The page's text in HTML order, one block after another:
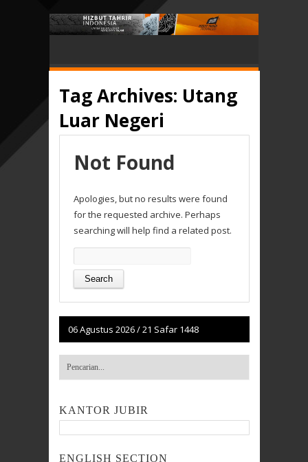
Tag Archives: Utang
Luar Negeri
Not Found
Apologies, but no results were found
for the requested archive. Perhaps
searching will help find a related post.
for:
06 Agustus 2026/21 Safar 1448
KANTOR JUBIR
ENGLISH SECTION